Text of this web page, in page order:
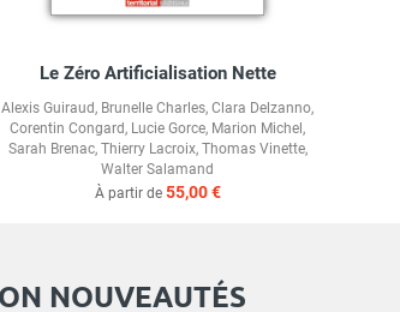
Le Zéro Artificialisation Nette
Alexis Guiraud, Brunelle Charles, Clara Delzanno,
Corentin Congard, Lucie Gorce, Marion Michel ,
Sarah Brenac, Thierry Lacroix, Thomas Vinette,
Walter Salamand
À partir de 55,00 €
NOUVEAUTÉS